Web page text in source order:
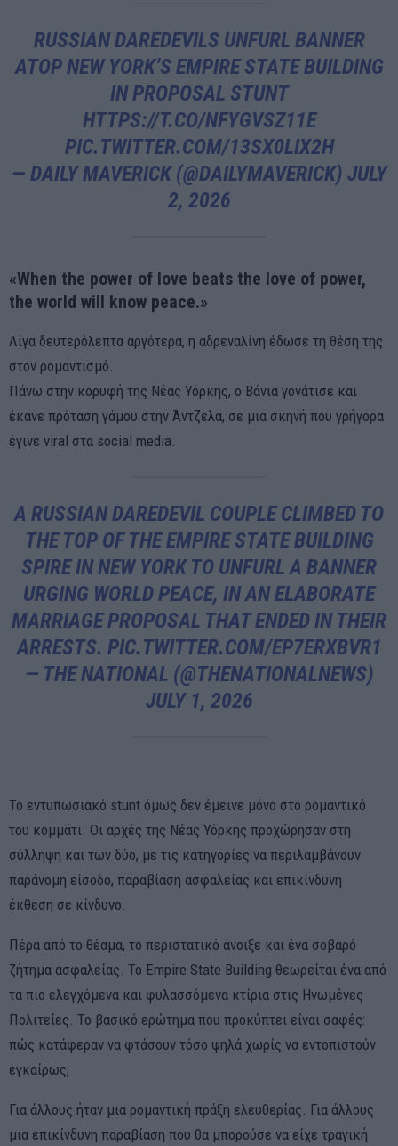
RUSSIAN DAREDEVILS UNFURL BANNER
ATOP NEW YORK’S EMPIRE STATE BUILDING
IN PROPOSAL STUNT
HTTPS://T.CO/NFYGVSZ11E
PIC.TWITTER.COM/13SX0LIX2H
— DAILY MAVERICK (@DAILYMAVERICK) JULY
2, 2026
«When the power of love beats the love of power,
the world will know peace.»
Λίγα δευτερόλεπτα αργότερα, η αδρεναλίνη έδωσε τη θέση της
στον ρομαντισμό.
Πάνω στην κορυφή της Νέας Υόρκης, ο Βάνια γονάτισε και
έκανε πρόταση γάμου στην Άντζελα, σε μια σκηνή που γρήγορα
έγινε viral στα social media.
A RUSSIAN DAREDEVIL COUPLE CLIMBED TO
THE TOP OF THE EMPIRE STATE BUILDING
SPIRE IN NEW YORK TO UNFURL A BANNER
URGING WORLD PEACE, IN AN ELABORATE
MARRIAGE PROPOSAL THAT ENDED IN THEIR
ARRESTS. PIC.TWITTER.COM/EP7ERXBVR1
— THE NATIONAL (@THENATIONALNEWS)
JULY 1, 2026
Το εντυπωσιακό stunt όμως δεν έμεινε μόνο στο ρομαντικό
του κομμάτι. Οι αρχές της Νέας Υόρκης προχώρησαν στη
σύλληψη και των δύο, με τις κατηγορίες να περιλαμβάνουν
παράνομη είσοδο, παραβίαση ασφαλείας και επικίνδυνη
έκθεση σε κίνδυνο.
Πέρα από το θέαμα, το περιστατικό άνοιξε και ένα σοβαρό
ζήτημα ασφαλείας. Το Empire State Building θεωρείται ένα από
τα πιο ελεγχόμενα και φυλασσόμενα κτίρια στις Ηνωμένες
Πολιτείες. Το βασικό ερώτημα που προκύπτει είναι σαφές:
πώς κατάφεραν να φτάσουν τόσο ψηλά χωρίς να εντοπιστούν
εγκαίρως;
Για άλλους ήταν μια ρομαντική πράξη ελευθερίας. Για άλλους
μια επικίνδυνη παραβίαση που θα μπορούσε να είχε τραγική